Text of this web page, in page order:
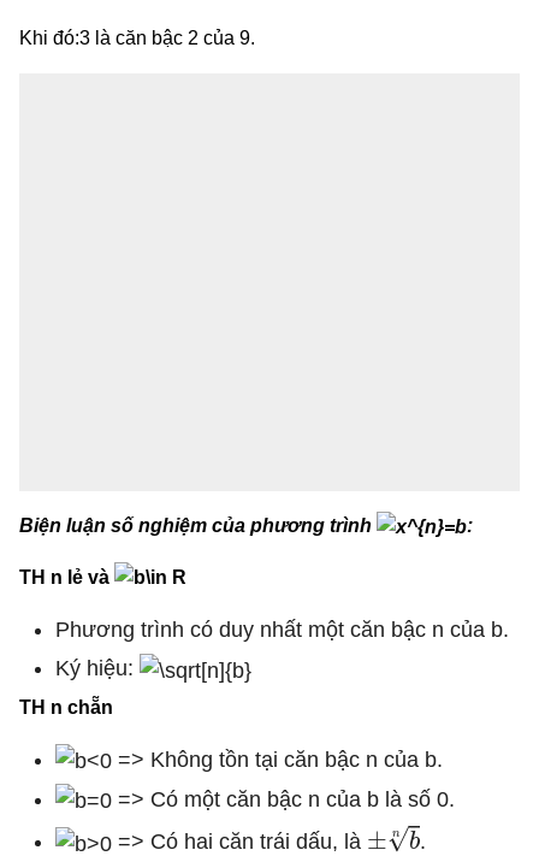
Khi đó:3 là căn bậc 2 của 9.
Biện luận số nghiệm của phương trình :
TH n lẻ và
Phương trình có duy nhất một căn bậc n của b.
Ký hiệu:
TH n chẵn
=> Không tồn tại căn bậc n của b.
=> Có một căn bậc n của b là số 0.
=> Có hai căn trái dấu, là
± bn .